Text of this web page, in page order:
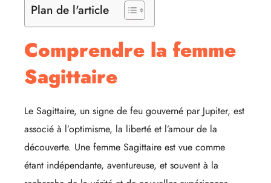
Plan de l'article
Comprendre la femme
Sagittaire
Le Sagittaire, un signe de feu gouverné par Jupiter, est
associé à l’optimisme, la liberté et l’amour de la
découverte. Une femme Sagittaire est vue comme
étant indépendante, aventureuse, et souvent à la